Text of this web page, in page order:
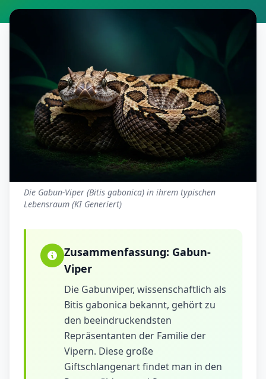
Die Gabun-Viper (Bitis gabonica) in ihrem typischen
Lebensraum (KI Generiert)
Zusammenfassung: Gabun-
Viper
Die Gabunviper, wissenschaftlich als
Bitis gabonica bekannt, gehört zu
den beeindruckendsten
Repräsentanten der Familie der
Vipern. Diese große
Giftschlangenart findet man in den